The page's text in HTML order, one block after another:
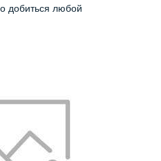
добиться любой